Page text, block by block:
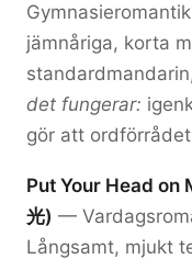
jämnåriga, korta
det fungerar:
gör att
Put Your Head on
光) —
Långsamt, mjukt